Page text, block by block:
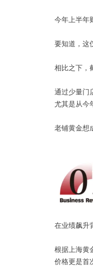
今年上半年
要知道，这
相比之下，
通过少量门
尤其是从今
老铺黄金想
在业绩飙升
根据上海黄
价格更是首